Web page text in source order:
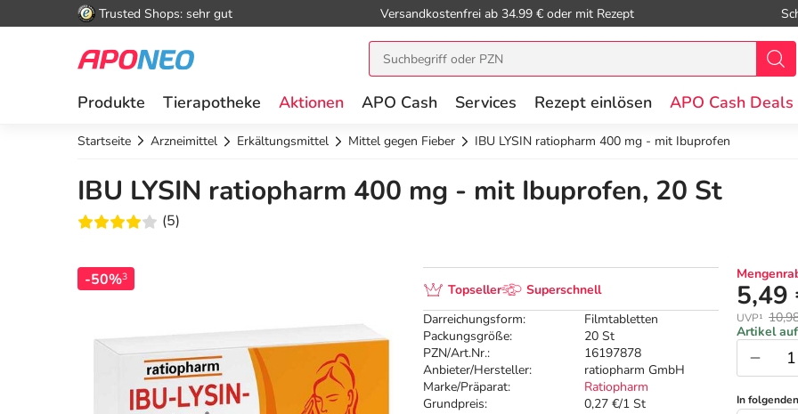
Trusted Shops: sehr gut Versandkostenfrei ab 34.99 € oder mit Rezept
Produkte Tierapotheke Aktionen APO Cash Services Rezept einlösen APO Cash Deals
Startseite Arzneimittel Erkältungsmittel Mittel gegen Fieber IBU LYSIN ratiopharm 400 mg - mit Ibuprofen
IBU LYSIN ratiopharm 400 mg - mit Ibuprofen, 20 St
(5)
-50%3
Topseller
Superschnell
Darreichungsform:
Filmtabletten
Packungsgröße:
20 St
PZN/Art.Nr.:
16197878
Anbieter/Hersteller:
ratiopharm GmbH
Marke/Präparat:
Ratiopharm
Grundpreis:
0,27 €/1 St
5,49
UVP¹
Artikel
In